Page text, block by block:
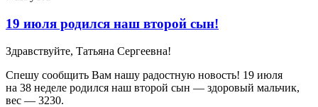
19 июля родился наш второй сын!
Здравствуйте, Татьяна Сергеевна!
Спешу сообщить Вам нашу радостную новость! 19 июля
на 38 неделе родился наш второй сын — здоровый мальчик,
вес — 3230.